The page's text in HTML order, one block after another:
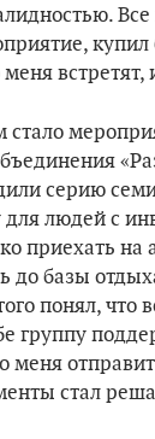
купил
встретят,
серию
для людей с
приехать на
до базы
понял, что
группу
меня
стал